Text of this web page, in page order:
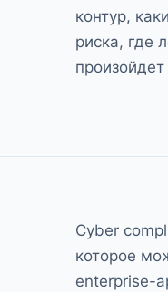
контур,
риска, где
Cyber
которое
enterprise-